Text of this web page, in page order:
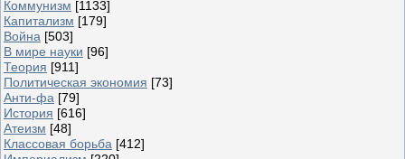
Коммунизм [1133]
Капитализм [179]
Война [503]
В мире науки [96]
Теория [911]
Политическая экономия [73]
Анти-фа [79]
История [616]
Атеизм [48]
Классовая борьба [412]